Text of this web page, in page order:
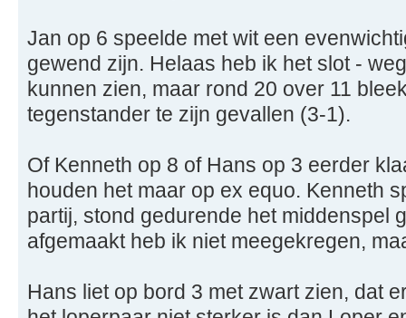
Jan op 6 speelde met wit een
gewend zijn. Helaas heb ik het slot -
kunnen zien, maar rond 20 over 11
tegenstander te zijn gevallen (3-1).
Of Kenneth op 8 of Hans op 3 eerder
houden het maar op ex equo. Kenneth
partij, stond gedurende het middenspel
afgemaakt heb ik niet meegekregen,
Hans liet op bord 3 met zwart zien, dat